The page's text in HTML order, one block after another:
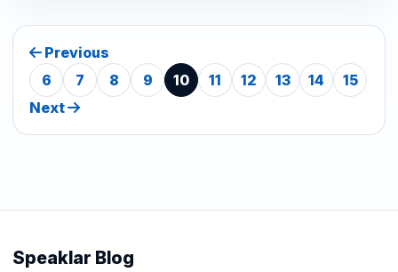
Previous
6
7 8 9 10 11 12 13 14
15
Next
Speaklar Blog